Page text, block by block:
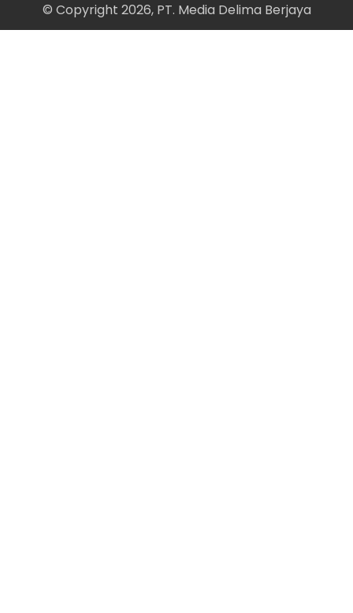
© Copyright 2026, PT. Media Delima Berjaya